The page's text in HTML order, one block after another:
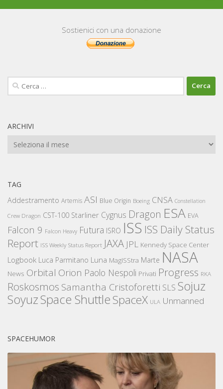
Sostienici con una donazione
Ricerca
per:
ARCHIVI
Archivi
TAG
Addestramento Artemis ASI Blue Origin Boeing CNSA Constellation
Crew Dragon CST-100 Starliner Cygnus Dragon ESA EVA
Falcon 9 Falcon Heavy Futura ISRO ISS ISS Daily Status
Report ISS Weekly Status Report JAXA JPL Kennedy Space Center
Logbook Luca Parmitano Luna MagISStra Marte NASA
News Orbital Orion Paolo Nespoli Privati Progress RKA
Roskosmos Samantha Cristoforetti SLS Sojuz
SoyuzSpace ShuttleSpaceX ULA Unmanned
SPACEHUMOR